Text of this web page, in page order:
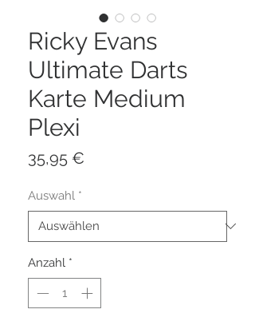
Ricky Evans
Ultimate Darts
Karte Medium
Plexi
35,95 €
Auswahl *
Anzahl *